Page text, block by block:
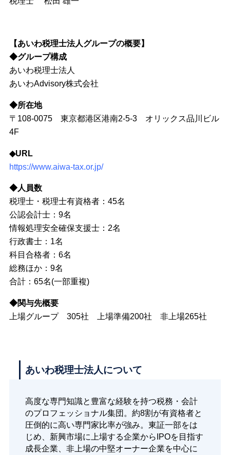
【あいわ税理士法人グループの概要】
◆グループ構成
あいわ税理士法人
あいわAdvisory株式会社
◆所在地
〒108-0075 東京都港区港南2-5-3 オリックス品川ビル
4F
◆URL
https://www.aiwa-tax.or.jp/
◆人員数
税理士・税理士有資格者：45名
公認会計士：9名
情報処理安全確保支援士：2名
行政書士：1名
科目合格者：6名
総務ほか：9名
合計：65名(一部重複)
◆関与先概要
上場グループ 305社 上場準備200社 非上場265社
あいわ税理士法人について
高度な専門知識と豊富な経験を持つ税務・会計
のプロフェッショナル集団。約8割が有資格者と
圧倒的に高い専門家比率が強み。東証一部をは
じめ、新興市場に上場する企業からIPOを目指す
成長企業、非上場の中堅オーナー企業を中心に